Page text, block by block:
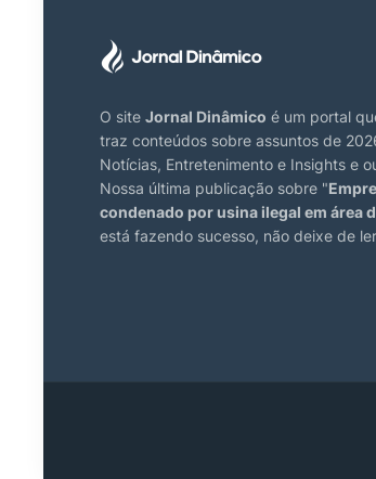
O site Jornal Dinâmico é um portal
traz conteúdos sobre assuntos de
Notícias, Entretenimento e Insights e
Nossa última publicação sobre "
condenado por usina ilegal em área
está fazendo sucesso, não deixe de